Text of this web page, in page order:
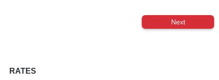
Next
RATES